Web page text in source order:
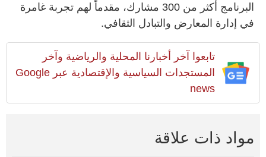
البرنامج أكثر من 300 مشارك، مقدماً لهم تجربة غامرة
في إدارة المعارض والتبادل الثقافي.
تابعوا آخر أخبارنا المحلية والرياضية وآخر
المستجدات السياسية والإقتصادية عبر Google
news
مواد ذات علاقة